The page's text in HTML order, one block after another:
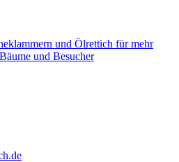
und Ölrettich für mehr
und Besucher